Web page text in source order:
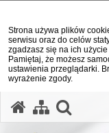
Strona używa plików
serwisu oraz do celów
zgadzasz się na ich
Pamiętaj, że możesz
ustawienia przeglądarki.
wyrażenie zgody.